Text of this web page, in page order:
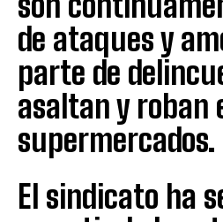
de ataques y
parte de
asaltan y roban
supermercados.
El sindicato ha